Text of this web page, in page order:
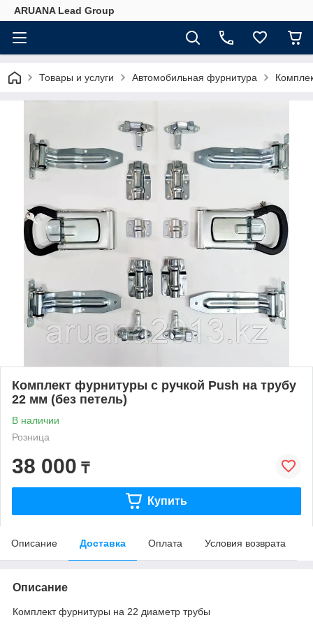
ARUANA Lead Group
Товары и услуги Автомобильная фурнитура
Комплект фурнитуры с ручкой Push на трубу
22 мм (без петель)
В наличии
Розница
38 000 ₸
Купить
Описание Доставка Оплата Условия возврата
Описание
Комплект фурнитуры на 22 диаметр трубы